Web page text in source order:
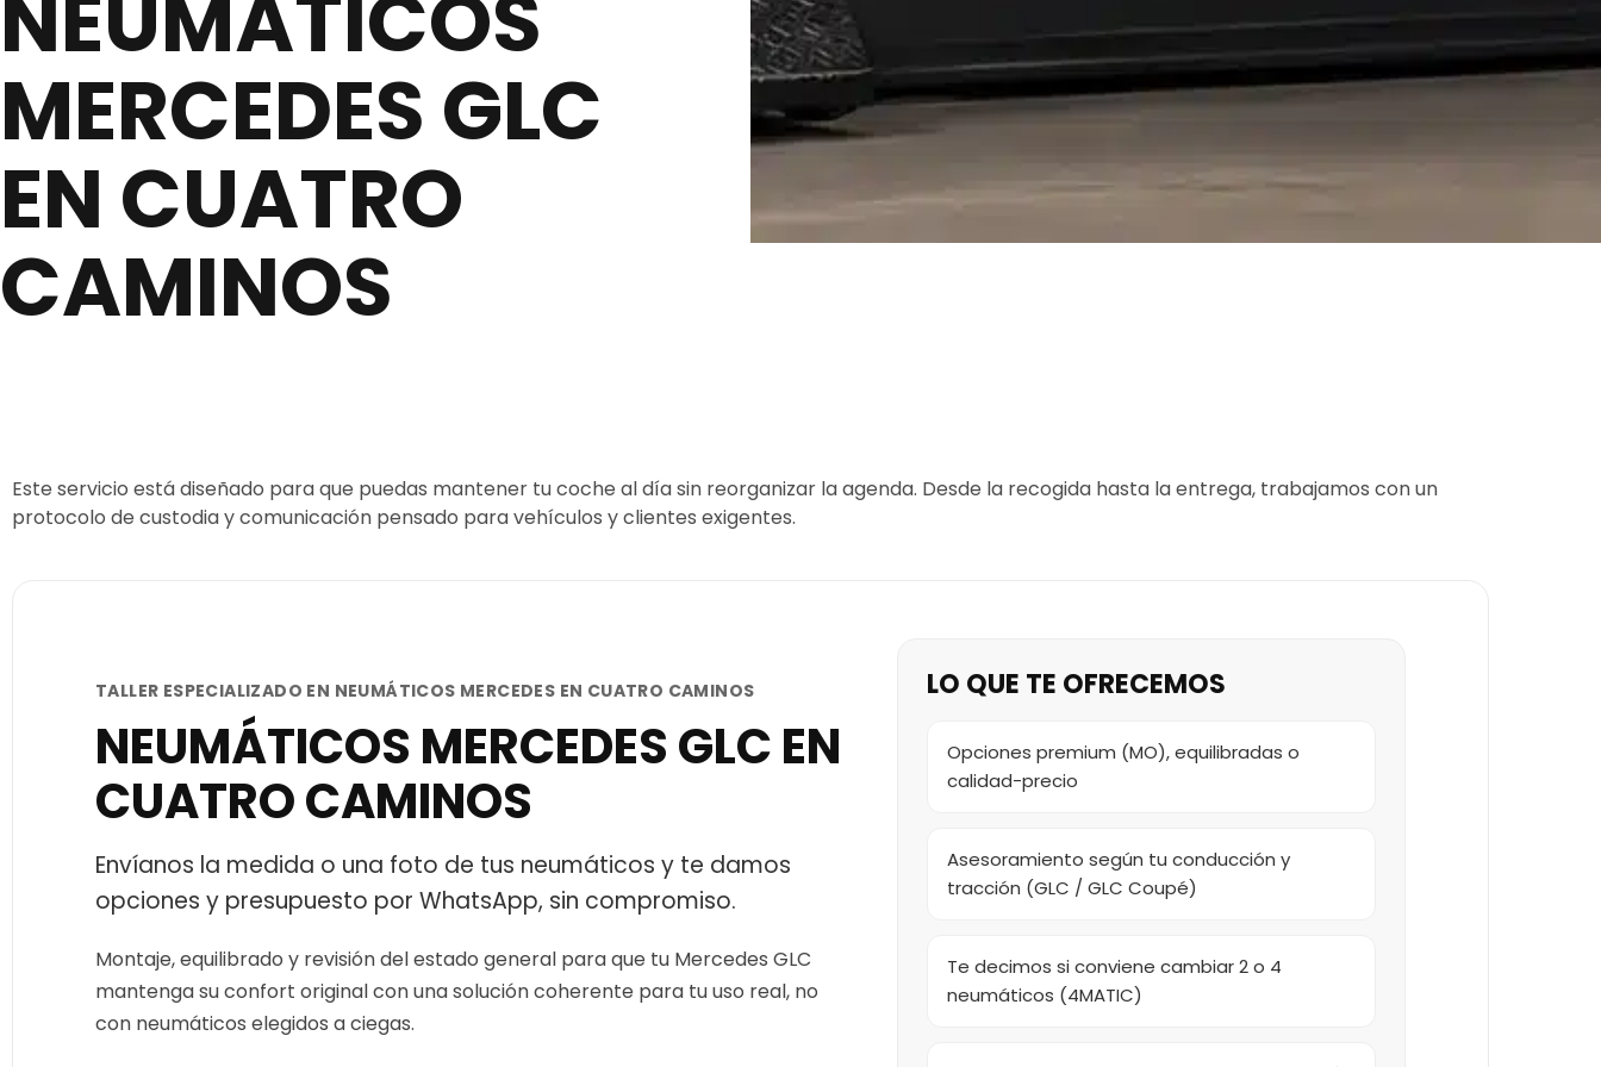
NEUMÁTICOS
MERCEDES GLC
EN CUATRO
CAMINOS
Este servicio está diseñado para que puedas mantener tu coche al día sin reorganizar la agenda. Desde la recogida hasta la entrega, trabajamos con un
protocolo de custodia y comunicación pensado para vehículos y clientes exigentes.
TALLER ESPECIALIZADO EN NEUMÁTICOS MERCEDES EN CUATRO CAMINOS
NEUMÁTICOS MERCEDES GLC EN
CUATRO CAMINOS
Envíanos la medida o una foto de tus neumáticos y te damos
opciones y presupuesto por WhatsApp, sin compromiso.
Montaje, equilibrado y revisión del estado general para que tu Mercedes GLC
mantenga su confort original con una solución coherente para tu uso real, no
con neumáticos elegidos a ciegas.
LO QUE TE OFRECEMOS
Opciones premium (MO), equilibradas o
calidad-precio
Asesoramiento según tu conducción y
tracción (GLC / GLC Coupé)
Te decimos si conviene cambiar 2 o 4
neumáticos (4MATIC)